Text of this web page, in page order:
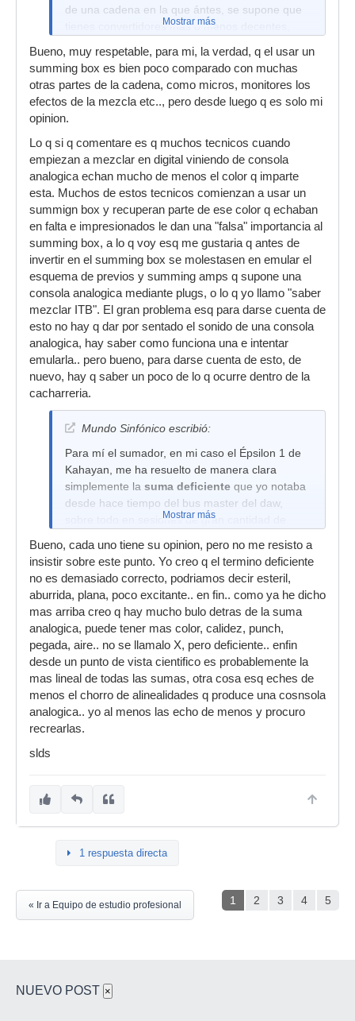
de una cadena en la que ántes, se supone que
tienes convertidores mas o menos decentes,
Mostrar más
Bueno, muy respetable, para mi, la verdad, q el usar un
summing box es bien poco comparado con muchas
otras partes de la cadena, como micros, monitores los
efectos de la mezcla etc.., pero desde luego q es solo mi
opinion.
Lo q si q comentare es q muchos tecnicos cuando
empiezan a mezclar en digital viniendo de consola
analogica echan mucho de menos el color q imparte
esta. Muchos de estos tecnicos comienzan a usar un
summign box y recuperan parte de ese color q echaban
en falta e impresionados le dan una "falsa" importancia al
summing box, a lo q voy esq me gustaria q antes de
invertir en el summing box se molestasen en emular el
esquema de previos y summing amps q supone una
consola analogica mediante plugs, o lo q yo llamo "saber
mezclar ITB". El gran problema esq para darse cuenta de
esto no hay q dar por sentado el sonido de una consola
analogica, hay saber como funciona una e intentar
emularla.. pero bueno, para darse cuenta de esto, de
nuevo, hay q saber un poco de lo q ocurre dentro de la
cacharreria.
Mundo Sinfónico escribió:
Para mí el sumador, en mi caso el Épsilon 1 de
Kahayan, me ha resuelto de manera clara
simplemente la suma deficiente que yo notaba
desde hace tiempo del bus master del daw,
sobre todo en sesiones de gran cantidad de
Mostrar más
Bueno, cada uno tiene su opinion, pero no me resisto a
insistir sobre este punto. Yo creo q el termino deficiente
no es demasiado correcto, podriamos decir esteril,
aburrida, plana, poco excitante.. en fin.. como ya he dicho
mas arriba creo q hay mucho bulo detras de la suma
analogica, puede tener mas color, calidez, punch,
pegada, aire.. no se llamalo X, pero deficiente.. enfin
desde un punto de vista cientifico es probablemente la
mas lineal de todas las sumas, otra cosa esq eches de
menos el chorro de alinealidades q produce una cosnsola
analogica.. yo al menos las echo de menos y procuro
recrearlas.
slds
1 respuesta directa
1 2 3 4 5
« Ir a Equipo de estudio profesional
NUEVO POST ×